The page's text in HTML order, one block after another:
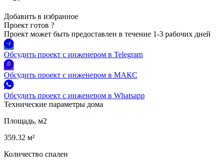
Добавить в избранное
Проект готов ?
Проект может быть предоставлен в течение 1-3 рабочих дней
Обсудить проект с инженером в Telegram
Обсудить проект с инженером в МАКС
Обсудить проект с инженером в Whatsapp
Технические параметры дома
Площадь, м2
359.32 м²
Количество спален